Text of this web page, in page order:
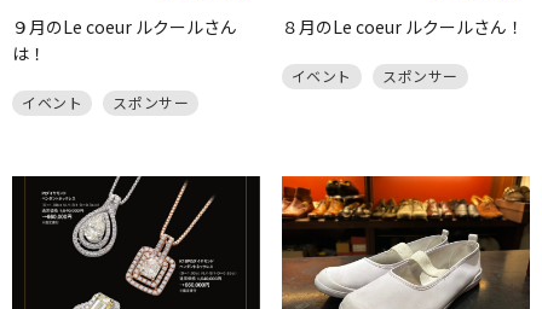
９月のLe coeur ルクールさん
は！
イベント スポンサー
８月のLe coeur ルクールさん！
イベント スポンサー